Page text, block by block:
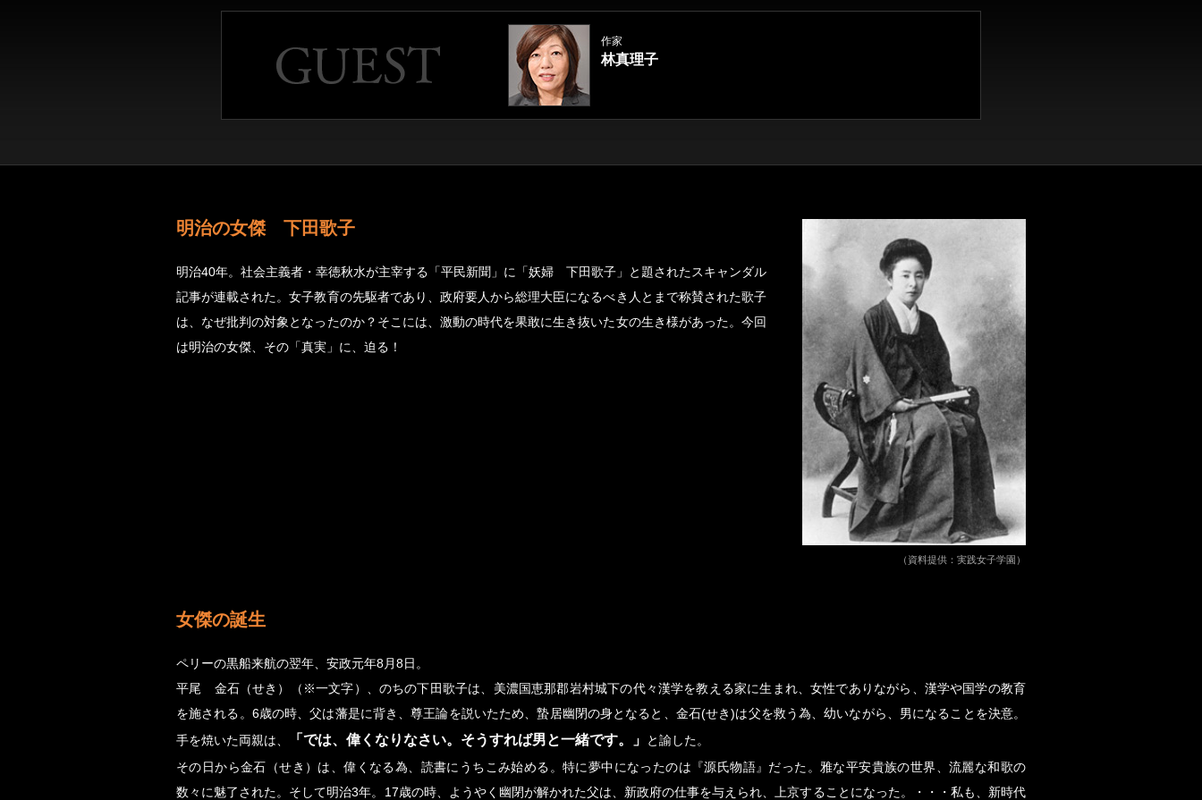
作家
林真理子
（資料提供：実践女子学園）
明治の女傑 下田歌子
明治40年。社会主義者・幸徳秋水が主宰する「平民新聞」に「妖婦 下田歌子」と題されたスキャンダル
記事が連載された。女子教育の先駆者であり、政府要人から総理大臣になるべき人とまで称賛された歌子
は、なぜ批判の対象となったのか？そこには、激動の時代を果敢に生き抜いた女の生き様があった。今回
は明治の女傑、その「真実」に、迫る！
女傑の誕生
ペリーの黒船来航の翌年、安政元年8月8日。
平尾 金石（せき）（※一文字）、のちの下田歌子は、美濃国恵那郡岩村城下の代々漢学を教える家に生まれ、女性でありながら、漢学や国学の教育
を施される。6歳の時、父は藩是に背き、尊王論を説いたため、蟄居幽閉の身となると、金石(せき)は父を救う為、幼いながら、男になることを決意。
手を焼いた両親は、
「では、偉くなりなさい。そうすれば男と一緒です。」
と諭した。
その日から金石（せき）は、偉くなる為、読書にうちこみ始める。特に夢中になったのは『源氏物語』だった。雅な平安貴族の世界、流麗な和歌の
数々に魅了された。そして明治3年。17歳の時、ようやく幽閉が解かれた父は、新政府の仕事を与えられ、上京することになった。・・・私も、新時代